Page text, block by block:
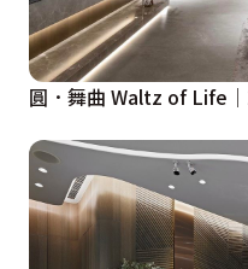
圓．舞曲 Waltz of